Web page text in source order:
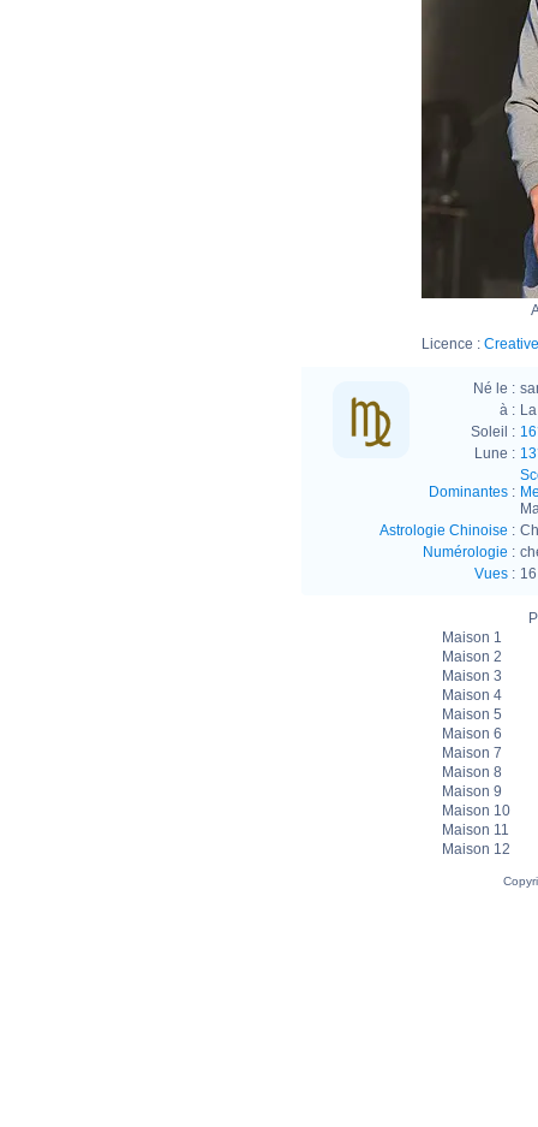
Licence :
Né le :
à :
Soleil :
Lune :
Dominantes:
Astrologie Chinoise :
Numérologie :
Vues:
Maison 1
Maison 2
Maison 3
Maison 4
Maison 5
Maison 6
Maison 7
Maison 8
Maison 9
Maison 10
Maison 11
Maison 12